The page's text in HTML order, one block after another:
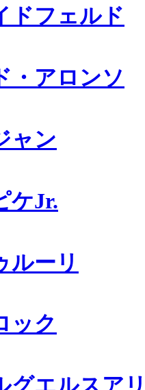
ドフェルド
・アロンソ
ャン
ケJr.
ルーリ
ック